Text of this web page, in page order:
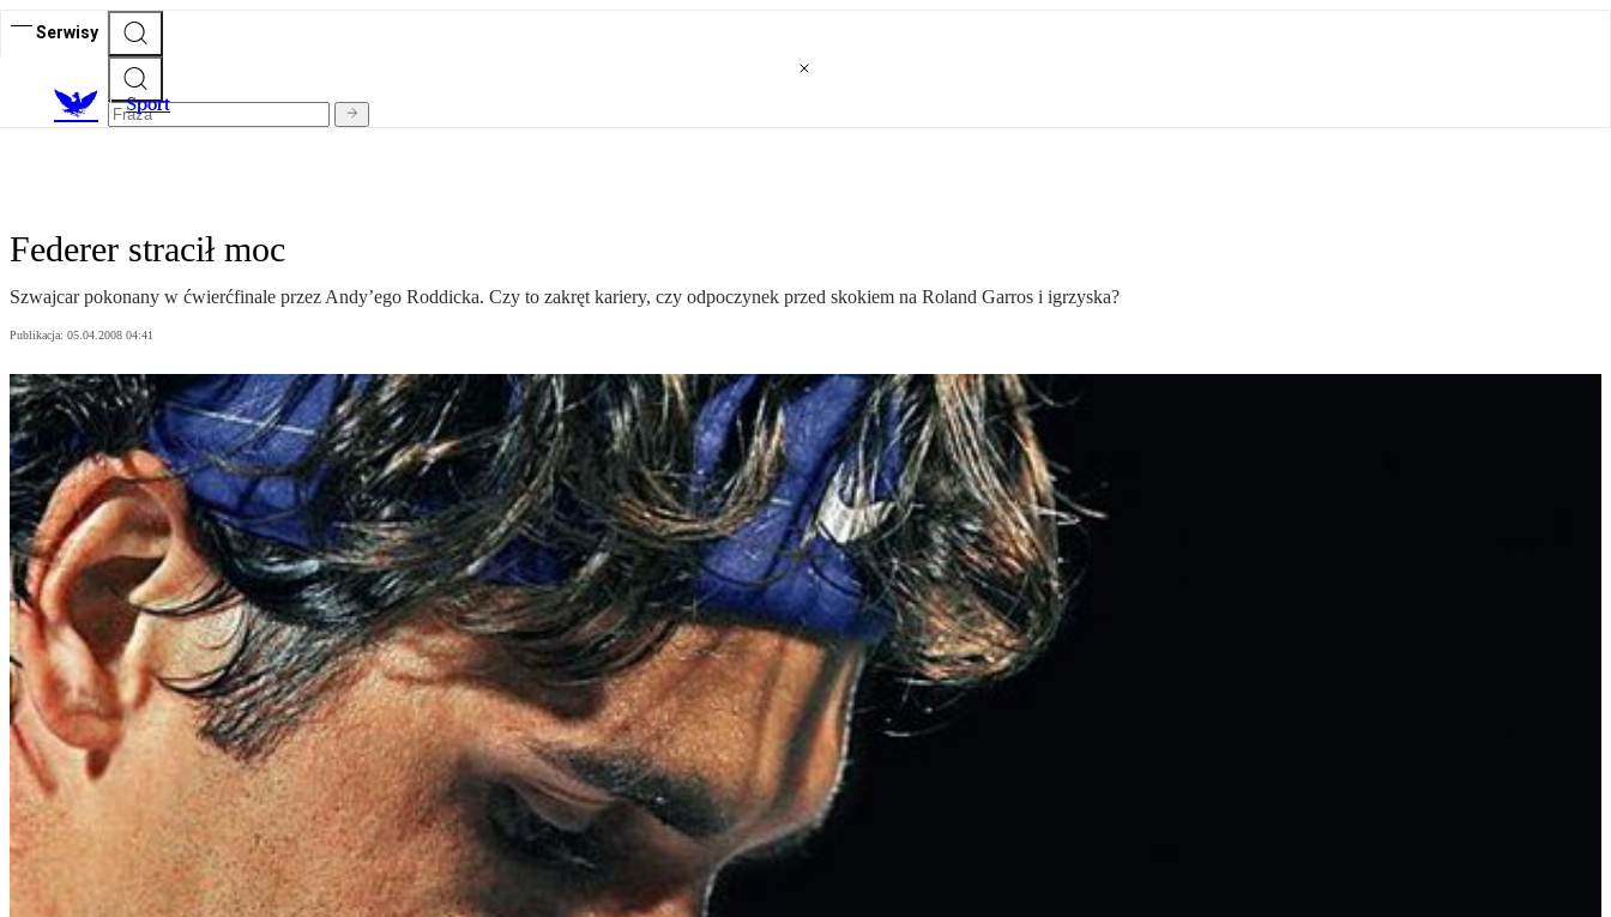
Serwisy
Sport
Federer stracił moc
Szwajcar pokonany w ćwierćfinale przez Andy’ego Roddicka. Czy to zakręt kariery, czy odpoczynek przed skokiem na Roland Garros i igrzyska?
Publikacja: 05.04.2008 04:41